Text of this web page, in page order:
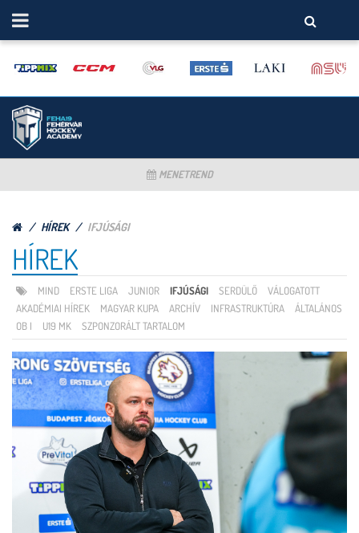
MENETREND
HÍREK IFJÚSÁGI
HÍREK
MIND ERSTE LIGA JUNIOR IFJÚSÁGI SERDÜLŐ
VÁLOGATOTT
AKADÉMIAI HÍREK
MAGYAR KUPA ARCHÍV INFRASTRUKTÚRA
ÁLTALÁNOS
OB I
U19 MK SZPONZORÁLT TARTALOM